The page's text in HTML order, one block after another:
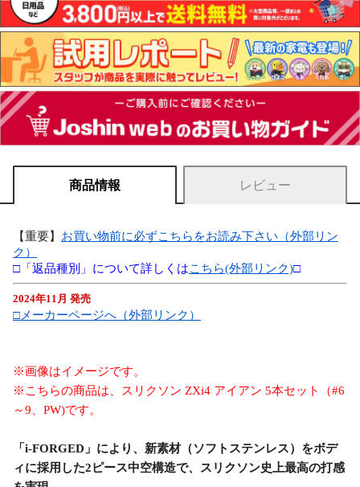
商品情報 レビュー
【重要】 お買い物前に必ずこちらをお読み下さい（外部リン
ク）
□「返品種別」について詳しくはこちら(外部リンク)□
2024年11月 発売
□メーカーページへ（外部リンク）
※画像はイメージです。
※こちらの商品は、スリクソン ZXi4 アイアン 5本セット（#6
～9、PW)です。
「i-FORGED」により、新素材（ソフトステンレス）をボデ
ィに採用した2ピース中空構造で、スリクソン史上最高の打感